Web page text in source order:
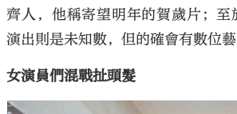
齊人，他稱寄望明年的賀歲片；至
演出則是未知數，但的確會有數位藝
女演員們混戰扯頭髮